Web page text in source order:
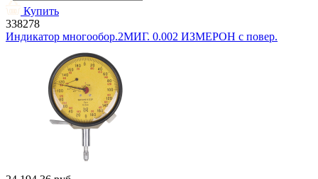
Купить
338278
Индикатор многообор.2МИГ. 0.002 ИЗМЕРОН с повер.